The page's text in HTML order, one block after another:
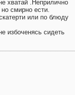
хватай .Неприлично
смирно ести.
или по блюду
избоченясь сидеть